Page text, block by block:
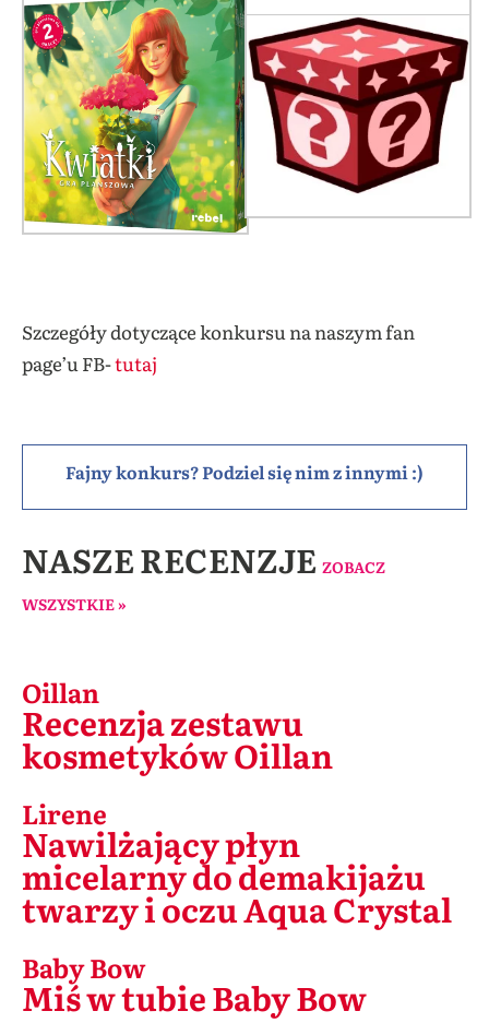
Szczegóły dotyczące konkursu na naszym fan
page’u FB-tutaj
Fajny konkurs? Podziel się nim z innymi :)
NASZE RECENZJE ZOBACZ
WSZYSTKIE »
Oillan
Recenzja zestawu
kosmetyków Oillan
Lirene
Nawilżający płyn
micelarny do demakijażu
twarzy i oczu Aqua Crystal
Baby Bow
Miś w tubie Baby Bow